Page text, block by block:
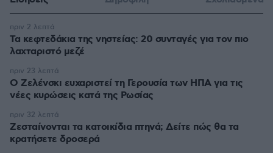
Τα κεφτεδάκια της νηστείας: 20 συνταγές για τον πιο
λαχταριστό μεζέ
πριν 2 λεπτά
Ο Ζελένσκι ευχαριστεί τη Γερουσία των ΗΠΑ για τις
νέες κυρώσεις κατά της Ρωσίας
πριν 23 λεπτά
Ζεσταίνονται τα κατοικίδια πτηνά; Δείτε πώς θα τα
κρατήσετε δροσερά
πριν 32 λεπτά